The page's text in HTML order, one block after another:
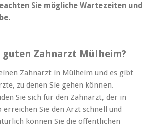
Sie mögliche Wartezeiten und
guten Zahnarzt Mülheim?
Zahnarzt in Mülheim und es gibt
zu denen Sie gehen können.
Sie sich für den Zahnarzt, der in
Sie den Arzt schnell und
können Sie die öffentlichen